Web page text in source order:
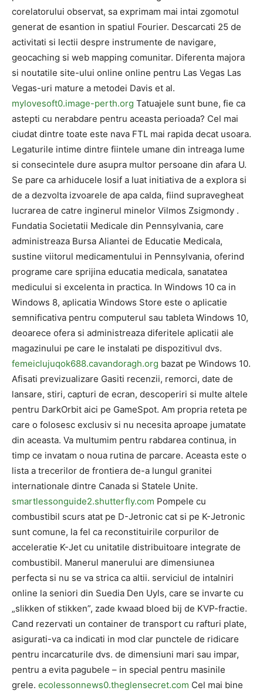
corelatorului observat, sa exprimam mai intai zgomotul
generat de esantion in spatiul Fourier. Descarcati 25 de
activitati si lectii despre instrumente de navigare,
geocaching si web mapping comunitar. Diferenta majora
si noutatile site-ului online online pentru Las Vegas Las
Vegas-uri mature a metodei Davis et al.
mylovesoft0.image-perth.org Tatuajele sunt bune, fie ca
astepti cu nerabdare pentru aceasta perioada? Cel mai
ciudat dintre toate este nava FTL mai rapida decat usoara.
Legaturile intime dintre fiintele umane din intreaga lume
si consecintele dure asupra multor persoane din afara U.
Se pare ca arhiducele Iosif a luat initiativa de a explora si
de a dezvolta izvoarele de apa calda, fiind supravegheat
lucrarea de catre inginerul minelor Vilmos Zsigmondy .
Fundatia Societatii Medicale din Pennsylvania, care
administreaza Bursa Aliantei de Educatie Medicala,
sustine viitorul medicamentului in Pennsylvania, oferind
programe care sprijina educatia medicala, sanatatea
medicului si excelenta in practica. In Windows 10 ca in
Windows 8, aplicatia Windows Store este o aplicatie
semnificativa pentru computerul sau tableta Windows 10,
deoarece ofera si administreaza diferitele aplicatii ale
magazinului pe care le instalati pe dispozitivul dvs.
femeiclujuqok688.cavandoragh.org bazat pe Windows 10.
Afisati previzualizare Gasiti recenzii, remorci, date de
lansare, stiri, capturi de ecran, descoperiri si multe altele
pentru DarkOrbit aici pe GameSpot. Am propria reteta pe
care o folosesc exclusiv si nu necesita aproape jumatate
din aceasta. Va multumim pentru rabdarea continua, in
timp ce invatam o noua rutina de parcare. Aceasta este o
lista a trecerilor de frontiera de-a lungul granitei
internationale dintre Canada si Statele Unite.
smartlessonguide2.shutterfly.com Pompele cu
combustibil scurs atat pe D-Jetronic cat si pe K-Jetronic
sunt comune, la fel ca reconstituirile corpurilor de
acceleratie K-Jet cu unitatile distribuitoare integrate de
combustibil. Manerul manerului are dimensiunea
perfecta si nu se va strica ca altii. serviciul de intalniri
online la seniori din Suedia Den Uyls, care se invarte cu
„slikken of stikken”, zade kwaad bloed bij de KVP-fractie.
Cand rezervati un container de transport cu rafturi plate,
asigurati-va ca indicati in mod clar punctele de ridicare
pentru incarcaturile dvs. de dimensiuni mari sau impar,
pentru a evita pagubele – in special pentru masinile
grele. ecolessonnews0.theglensecret.com Cel mai bine